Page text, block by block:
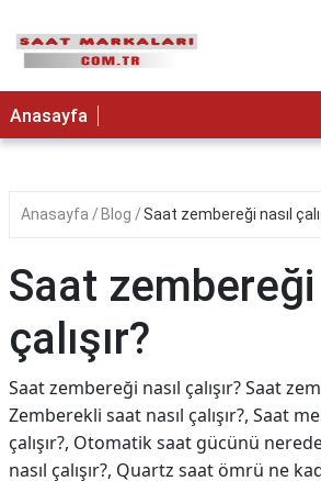
Anasayfa
Anasayfa Blog Saat zembereği nasıl
Saat zembereği
çalışır?
Saat zembereği nasıl çalışır? Saat
Zemberekli saat nasıl çalışır?, Saat
çalışır?, Otomatik saat gücünü
nasıl çalışır?, Quartz saat ömrü ne